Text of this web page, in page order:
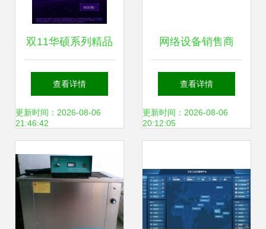
双11华硕系列精品
无线路由推荐
查看详情
更新时间：2026-08-06
21:46:42
网络设备销售商
Ubiquiti发生数据泄
露 官方建议用户立
查看详情
更新时间：2026-08-06
20:12:05